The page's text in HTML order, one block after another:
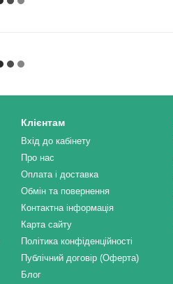
Клієнтам
Вхід до кабінету
Про нас
Оплата і доставка
Обмін та повернення
Контактна інформація
Карта сайту
Політика конфіденційності
Публічний договір (Оферта)
Блог